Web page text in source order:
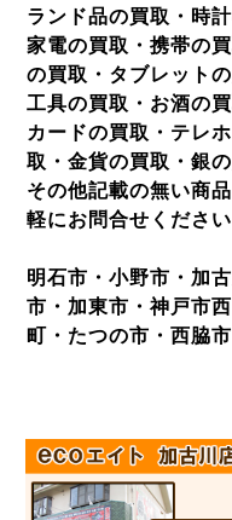
ランド品の買取・時
家電の買取・携帯の
の買取・タブレット
工具の買取・お酒の
カードの買取・テレ
取・金貨の買取・銀
その他記載の無い商
軽にお問合せください
明石市・小野市・加
市・加東市・神戸市
町・たつの市・西脇